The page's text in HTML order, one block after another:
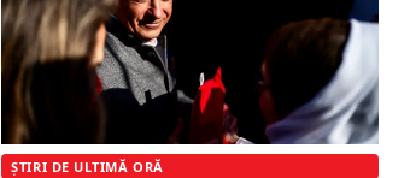
ȘTIRI DE ULTIMĂ ORĂ